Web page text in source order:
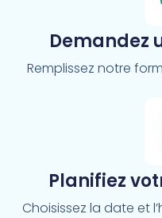
Demandez
Remplissez notre
Planifiez
Choisissez la date et